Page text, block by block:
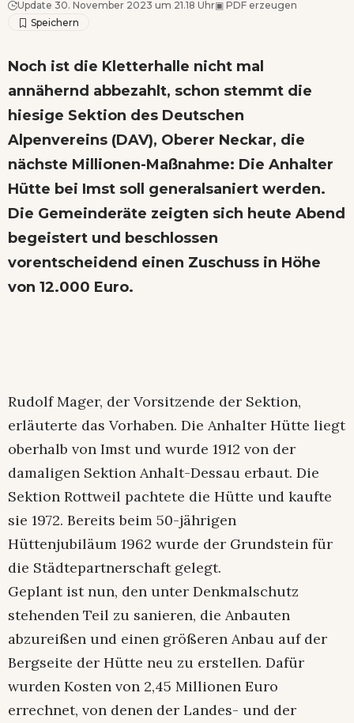
Update 30. November 2023 um 21.18 Uhr▣ PDF erzeugen
Noch ist die Kletterhalle nicht mal
annähernd abbezahlt, schon stemmt die
hiesige Sektion des Deutschen
Alpenvereins (DAV), Oberer Neckar, die
nächste Millionen-Maßnahme: Die Anhalter
Hütte bei Imst soll generalsaniert werden.
Die Gemeinderäte zeigten sich heute Abend
begeistert und beschlossen
vorentscheidend einen Zuschuss in Höhe
von 12.000 Euro.
Rudolf Mager, der Vorsitzende der Sektion,
erläuterte das Vorhaben. Die Anhalter Hütte liegt
oberhalb von Imst und wurde 1912 von der
damaligen Sektion Anhalt-Dessau erbaut. Die
Sektion Rottweil pachtete die Hütte und kaufte
sie 1972. Bereits beim 50-jährigen
Hüttenjubiläum 1962 wurde der Grundstein für
die Städtepartnerschaft gelegt.
Geplant ist nun, den unter Denkmalschutz
stehenden Teil zu sanieren, die Anbauten
abzureißen und einen größeren Anbau auf der
Bergseite der Hütte neu zu erstellen. Dafür
wurden Kosten von 2,45 Millionen Euro
errechnet, von denen der Landes- und der